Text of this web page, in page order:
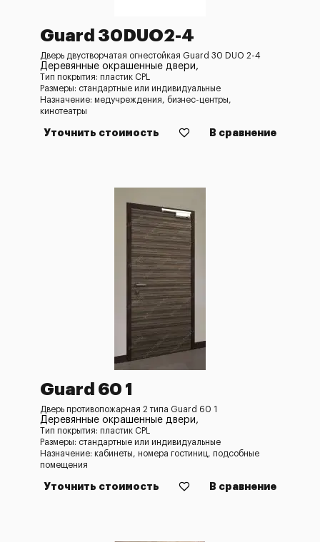
Guard 30DUO2-4
Дверь двустворчатая огнестойкая Guard 30 DUO 2-4
Деревянные окрашенные двери,
Тип покрытия: пластик CPL
Размеры: стандартные или индивидуальные
Назначение: медучреждения, бизнес-центры,
кинотеатры
Уточнить стоимость В сравнение
Guard 60 1
Дверь противопожарная 2 типа Guard 60 1
Деревянные окрашенные двери,
Тип покрытия: пластик CPL
Размеры: стандартные или индивидуальные
Назначение: кабинеты, номера гостиниц, подсобные
помещения
Уточнить стоимость В сравнение